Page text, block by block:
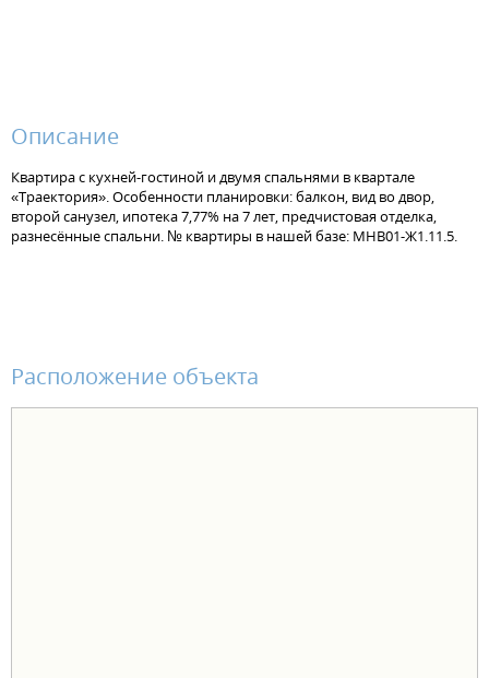
Описание
Квартира с кухней-гостиной и двумя спальнями в квартале
«Траектория». Особенности планировки: балкон, вид во двор,
второй санузел, ипотека 7,77% на 7 лет, предчистовая отделка,
разнесённые спальни. № квартиры в нашей базе: МНВ01-Ж1.11.5.
Расположение объекта